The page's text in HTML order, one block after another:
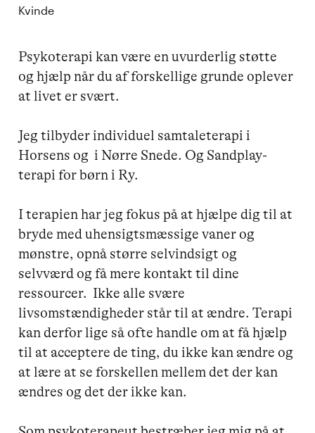
Kvinde
Psykoterapi kan være en uvurderlig støtte
og hjælp når du af forskellige grunde oplever
at livet er svært.
Jeg tilbyder individuel samtaleterapi i
Horsens og  i Nørre Snede. Og Sandplay-
terapi for børn i Ry.
I terapien har jeg fokus på at hjælpe dig til at
bryde med uhensigtsmæssige vaner og
mønstre, opnå større selvindsigt og
selvværd og få mere kontakt til dine
ressourcer.  Ikke alle svære
livsomstændigheder står til at ændre. Terapi
kan derfor lige så ofte handle om at få hjælp
til at acceptere de ting, du ikke kan ændre og
at lære at se forskellen mellem det der kan
ændres og det der ikke kan.